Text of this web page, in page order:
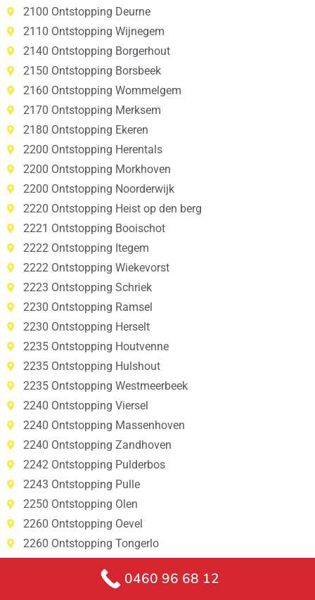
2100 Ontstopping Deurne
2110 Ontstopping Wijnegem
2140 Ontstopping Borgerhout
2150 Ontstopping Borsbeek
2160 Ontstopping Wommelgem
2170 Ontstopping Merksem
2180 Ontstopping Ekeren
2200 Ontstopping Herentals
2200 Ontstopping Morkhoven
2200 Ontstopping Noorderwijk
2220 Ontstopping Heist op den berg
2221 Ontstopping Booischot
2222 Ontstopping Itegem
2222 Ontstopping Wiekevorst
2223 Ontstopping Schriek
2230 Ontstopping Ramsel
2230 Ontstopping Herselt
2235 Ontstopping Houtvenne
2235 Ontstopping Hulshout
2235 Ontstopping Westmeerbeek
2240 Ontstopping Viersel
2240 Ontstopping Massenhoven
2240 Ontstopping Zandhoven
2242 Ontstopping Pulderbos
2243 Ontstopping Pulle
2250 Ontstopping Olen
2260 Ontstopping Oevel
2260 Ontstopping Tongerlo
2260 Ontstopping Zoerle-Parwijs
0460 96 68 12